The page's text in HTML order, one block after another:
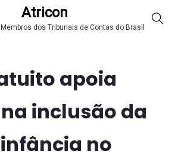
Atricon
dos Tribunais de Contas do Brasil
apoia
inclusão da
no